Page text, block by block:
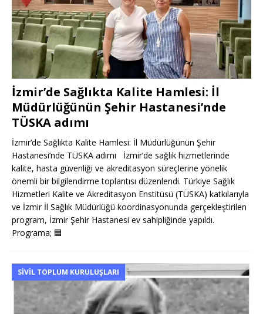
İzmir’de Sağlıkta Kalite Hamlesi: İl
Müdürlüğünün Şehir Hastanesi’nde
TÜSKA adımı
İzmir’de Sağlıkta Kalite Hamlesi: İl Müdürlüğünün Şehir
Hastanesi’nde TÜSKA adımı İzmir’de sağlık hizmetlerinde
kalite, hasta güvenliği ve akreditasyon süreçlerine yönelik
önemli bir bilgilendirme toplantısı düzenlendi. Türkiye Sağlık
Hizmetleri Kalite ve Akreditasyon Enstitüsü (TÜSKA) katkılarıyla
ve İzmir İl Sağlık Müdürlüğü koordinasyonunda gerçekleştirilen
program, İzmir Şehir Hastanesi ev sahipliğinde yapıldı.
Programa; 🟦
SIVIL TOPLUM KURULUŞLARI